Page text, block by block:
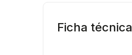
Ficha técnica